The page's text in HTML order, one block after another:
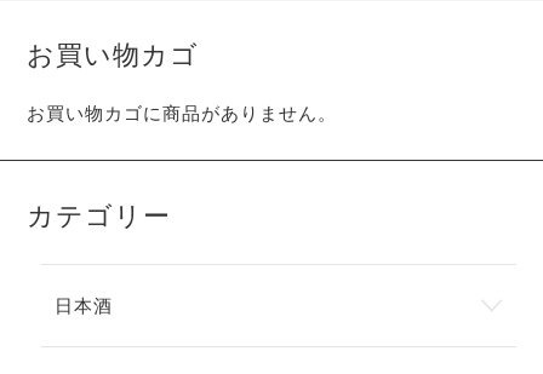
お買い物カゴ
お買い物カゴに商品がありません。
カテゴリー
日本酒